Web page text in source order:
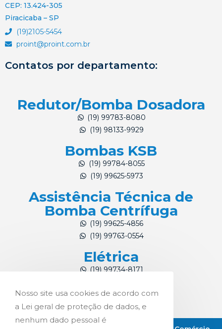
CEP: 13.424-305
Piracicaba – SP
(19)2105-5454
proint@proint.com.br
Contatos por departamento:
Redutor/Bomba Dosadora
(19) 99783-8080
(19) 98133-9929
Bombas KSB
(19) 99784-8055
(19) 99625-5973
Assistência Técnica de
Bomba Centrífuga
(19) 99625-4856
(19) 99763-0554
Elétrica
(19) 99734-8171
Nosso site usa cookies de acordo com
a Lei geral de proteção de dados, e
nenhum dado pessoal é